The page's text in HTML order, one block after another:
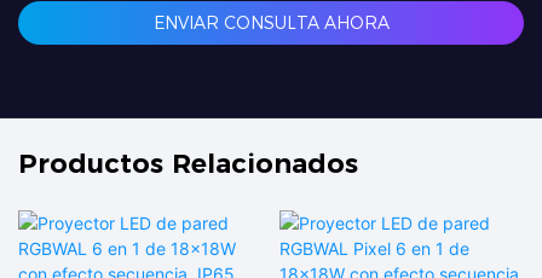
ENVIAR CONSULTA AHORA
Productos Relacionados